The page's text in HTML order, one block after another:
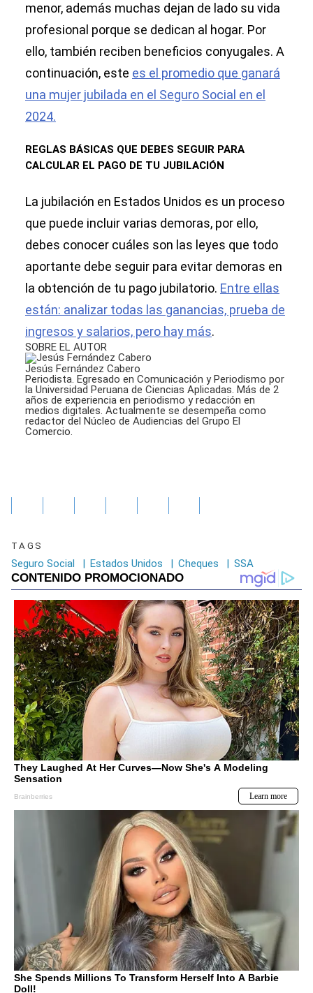
menor, además muchas dejan de lado su vida
profesional porque se dedican al hogar. Por
ello, también reciben beneficios conyugales. A
continuación, este es el promedio que ganará
una mujer jubilada en el Seguro Social en el
2024.
REGLAS BÁSICAS QUE DEBES SEGUIR PARA
CALCULAR EL PAGO DE TU JUBILACIÓN
La jubilación en Estados Unidos es un proceso
que puede incluir varias demoras, por ello,
debes conocer cuáles son las leyes que todo
aportante debe seguir para evitar demoras en
la obtención de tu pago jubilatorio. Entre ellas
están: analizar todas las ganancias, prueba de
ingresos y salarios, pero hay más.
SOBRE EL AUTOR
Jesús Fernández Cabero
Periodista. Egresado en Comunicación y Periodismo por
la Universidad Peruana de Ciencias Aplicadas. Más de 2
años de experiencia en periodismo y redacción en
medios digitales. Actualmente se desempeña como
redactor del Núcleo de Audiencias del Grupo El
Comercio.
TAGS
Seguro Social | Estados Unidos | Cheques | SSA